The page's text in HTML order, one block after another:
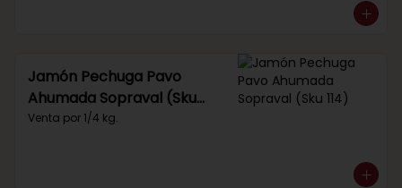
Jamón Pechuga Pavo
Ahumada Sopraval (Sku
114)
Venta por 1/4 kg.